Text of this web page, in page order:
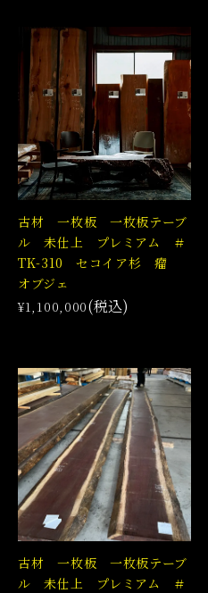
古材 一枚板 一枚板テーブ
ル 未仕上 プレミアム ＃
TK-310 セコイア杉 瘤
オブジェ
¥1,100,000(税込)
古材 一枚板 一枚板テーブ
ル 未仕上 プレミアム ＃